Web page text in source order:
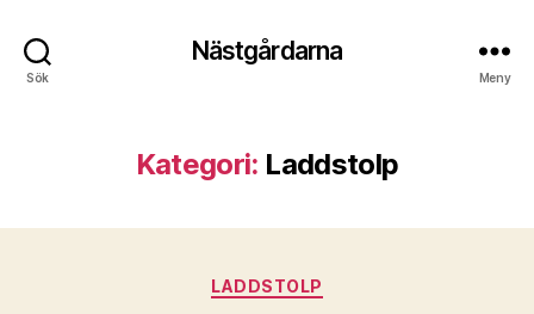
Sök
Nästgårdarna
Meny
Kategori: Laddstolp
Kategorier
LADDSTOLP